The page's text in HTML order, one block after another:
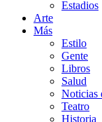
Estadios
Arte
Más
Estilo
Gente
Libros
Salud
Noticias
Teatro
Historia